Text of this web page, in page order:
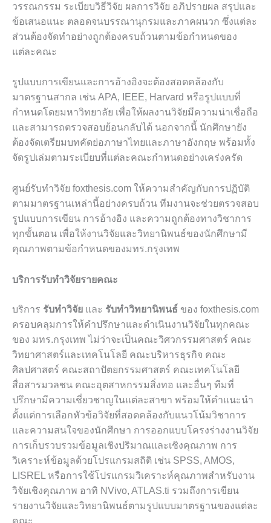
วรรณกรรม ระเบียบวิธีวิจัย ผลการวิจัย อภิปรายผล สรุปและ
ข้อเสนอแนะ ตลอดจนบรรณานุกรมและภาคผนวก ซึ่งแต่ละ
ส่วนต้องจัดทำอย่างถูกต้องครบถ้วนตามข้อกำหนดของ
แต่ละคณะ
รูปแบบการเขียนและการอ้างอิงจะต้องสอดคล้องกับ
มาตรฐานสากล เช่น APA, IEEE, Harvard หรือรูปแบบที่
กำหนดโดยมหาวิทยาลัย เพื่อให้ผลงานวิจัยมีความน่าเชื่อถือ
และสามารถตรวจสอบย้อนกลับได้ นอกจากนี้ นักศึกษายัง
ต้องจัดเตรียมบทคัดย่อภาษาไทยและภาษาอังกฤษ พร้อมทั้ง
จัดรูปเล่มตามระเบียบที่แต่ละคณะกำหนดอย่างเคร่งครัด
ศูนย์รับทำวิจัย foxthesis.com ให้ความสำคัญกับการปฏิบัติ
ตามมาตรฐานเหล่านี้อย่างครบถ้วน ทีมงานจะช่วยตรวจสอบ
รูปแบบการเขียน การอ้างอิง และความถูกต้องทางวิชาการ
ทุกขั้นตอน เพื่อให้งานวิจัยและวิทยานิพนธ์ของนักศึกษามี
คุณภาพตามข้อกำหนดของมทร.กรุงเทพ
บริการรับทำวิจัยรายคณะ
บริการ รับทำวิจัย และ รับทำวิทยานิพนธ์ ของ foxthesis.com
ครอบคลุมการให้คำปรึกษาและดำเนินงานวิจัยในทุกคณะ
ของ มทร.กรุงเทพ ไม่ว่าจะเป็นคณะวิศวกรรมศาสตร์ คณะ
วิทยาศาสตร์และเทคโนโลยี คณะบริหารธุรกิจ คณะ
ศิลปศาสตร์ คณะสถาปัตยกรรมศาสตร์ คณะเทคโนโลยี
สื่อสารมวลชน คณะอุตสาหกรรมสิ่งทอ และอื่นๆ ทีมที่
ปรึกษามีความเชี่ยวชาญในแต่ละสาขา พร้อมให้คำแนะนำ
ตั้งแต่การเลือกหัวข้อวิจัยที่สอดคล้องกับแนวโน้มวิชาการ
และความสนใจของนักศึกษา การออกแบบโครงร่างงานวิจัย
การเก็บรวบรวมข้อมูลเชิงปริมาณและเชิงคุณภาพ การ
วิเคราะห์ข้อมูลด้วยโปรแกรมสถิติ เช่น SPSS, AMOS,
LISREL หรือการใช้โปรแกรมวิเคราะห์คุณภาพสำหรับงาน
วิจัยเชิงคุณภาพ อาทิ NVivo, ATLAS.ti รวมถึงการเขียน
รายงานวิจัยและวิทยานิพนธ์ตามรูปแบบมาตรฐานของแต่ละ
คณะ